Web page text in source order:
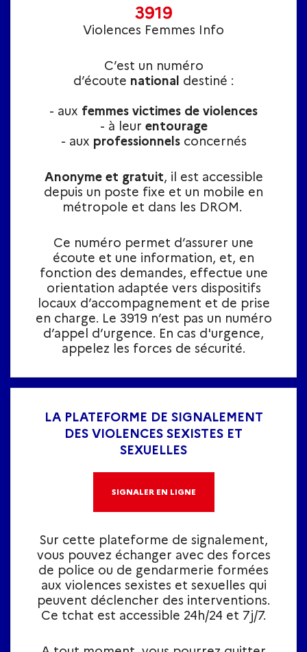
3919
Violences Femmes Info
C’est un numéro
d’écoute national destiné :
- aux femmes victimes de violences
- à leur entourage
- aux professionnelsconcernés
Anonyme et gratuit, il est accessible
depuis un poste fixe et un mobile en
métropole et dans les DROM.
Ce numéro permet d’assurer une
écoute et une information, et, en
fonction des demandes, effectue une
orientation adaptée vers dispositifs
locaux d’accompagnement et de prise
en charge. Le 3919 n’est pas un numéro
d’appel d’urgence. En cas d'urgence,
appelez les forces de sécurité.
LA PLATEFORME DE SIGNALEMENT
DES VIOLENCES SEXISTES ET
SEXUELLES
SIGNALER EN LIGNE
Sur cette plateforme de signalement,
vous pouvez échanger avec des forces
de police ou de gendarmerie formées
aux violences sexistes et sexuelles qui
peuvent déclencher des interventions.
Ce tchat est accessible 24h/24 et 7j/7.